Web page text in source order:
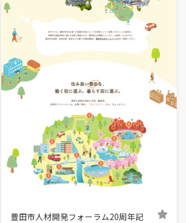
豊田市人材開発フォーラム20周年記